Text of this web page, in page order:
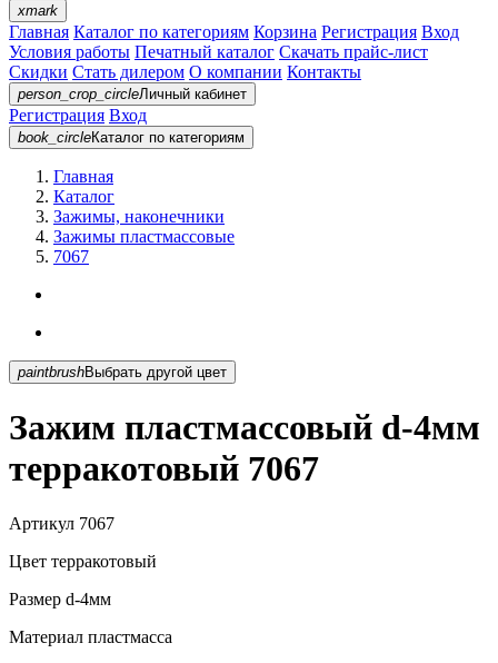
xmark
Главная Каталог по категориям Корзина Регистрация Вход
Условия работы Печатный каталог Скачать прайс-лист
Скидки Стать дилером О компании Контакты
person_crop_circleЛичный кабинет
Регистрация Вход
book_circleКаталог по категориям
Главная
Каталог
Зажимы, наконечники
Зажимы пластмассовые
7067
paintbrush Выбрать другой цвет
Зажим пластмассовый d-4мм
терракотовый 7067
Артикул 7067
Цвет терракотовый
Размер d-4мм
Материал пластмасса